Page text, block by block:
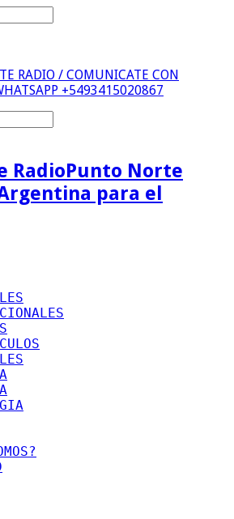
RADIO / COMUNICATE CON
+5493415020867
Punto Norte
para el